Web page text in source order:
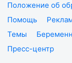
Положение об
Помощь
Темы
Пресс-центр